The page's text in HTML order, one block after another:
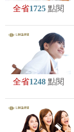
全省1725 點閱
全省1248 點閱